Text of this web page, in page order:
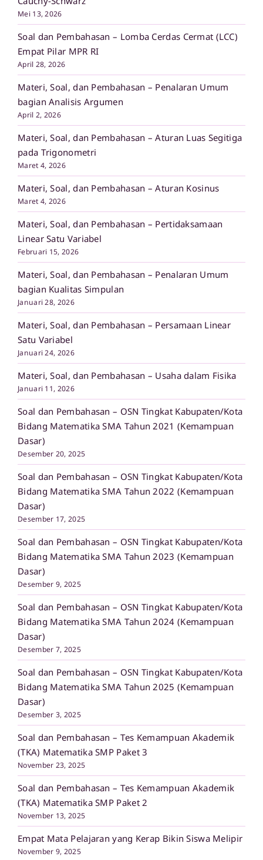
Mei 13, 2026
Soal dan Pembahasan – Lomba Cerdas Cermat (LCC)
Empat Pilar MPR RI
April 28, 2026
Materi, Soal, dan Pembahasan – Penalaran Umum
bagian Analisis Argumen
April 2, 2026
Materi, Soal, dan Pembahasan – Aturan Luas Segitiga
pada Trigonometri
Maret 4, 2026
Materi, Soal, dan Pembahasan – Aturan Kosinus
Maret 4, 2026
Materi, Soal, dan Pembahasan – Pertidaksamaan
Linear Satu Variabel
Februari 15, 2026
Materi, Soal, dan Pembahasan – Penalaran Umum
bagian Kualitas Simpulan
Januari 28, 2026
Materi, Soal, dan Pembahasan – Persamaan Linear
Satu Variabel
Januari 24, 2026
Materi, Soal, dan Pembahasan – Usaha dalam Fisika
Januari 11, 2026
Soal dan Pembahasan – OSN Tingkat Kabupaten/Kota
Bidang Matematika SMA Tahun 2021 (Kemampuan
Dasar)
Desember 20, 2025
Soal dan Pembahasan – OSN Tingkat Kabupaten/Kota
Bidang Matematika SMA Tahun 2022 (Kemampuan
Dasar)
Desember 17, 2025
Soal dan Pembahasan – OSN Tingkat Kabupaten/Kota
Bidang Matematika SMA Tahun 2023 (Kemampuan
Dasar)
Desember 9, 2025
Soal dan Pembahasan – OSN Tingkat Kabupaten/Kota
Bidang Matematika SMA Tahun 2024 (Kemampuan
Dasar)
Desember 7, 2025
Soal dan Pembahasan – OSN Tingkat Kabupaten/Kota
Bidang Matematika SMA Tahun 2025 (Kemampuan
Dasar)
Desember 3, 2025
Soal dan Pembahasan – Tes Kemampuan Akademik
(TKA) Matematika SMP Paket 3
November 23, 2025
Soal dan Pembahasan – Tes Kemampuan Akademik
(TKA) Matematika SMP Paket 2
November 13, 2025
Empat Mata Pelajaran yang Kerap Bikin Siswa Melipir
November 9, 2025